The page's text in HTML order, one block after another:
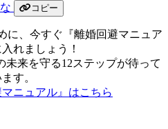
コピー
に、今すぐ『離婚回避マニュア
れましょう！
未来を守る12ステップが待って
す。
ニュアル』はこちら